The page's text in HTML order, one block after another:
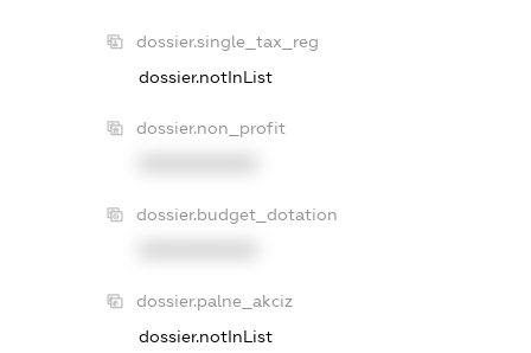
dossier.single_tax_reg
dossier.notInList
dossier.non_profit
dossier.budget_dotation
dossier.palne_akciz
dossier.notInList